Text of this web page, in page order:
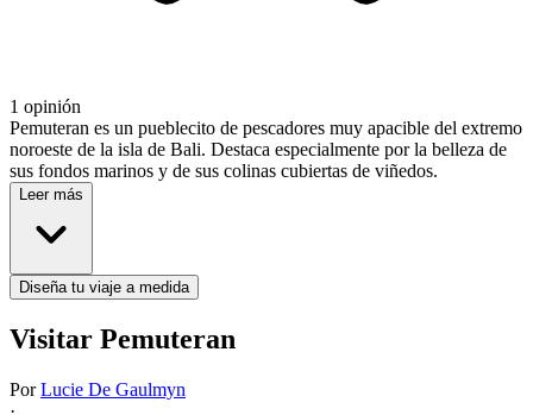
1 opinión
Pemuteran es un pueblecito de pescadores muy apacible del extremo
noroeste de la isla de Bali. Destaca especialmente por la belleza de
sus fondos marinos y de sus colinas cubiertas de viñedos.
Leer más
Diseña tu viaje a medida
Visitar Pemuteran
PorLucie De Gaulmyn
·